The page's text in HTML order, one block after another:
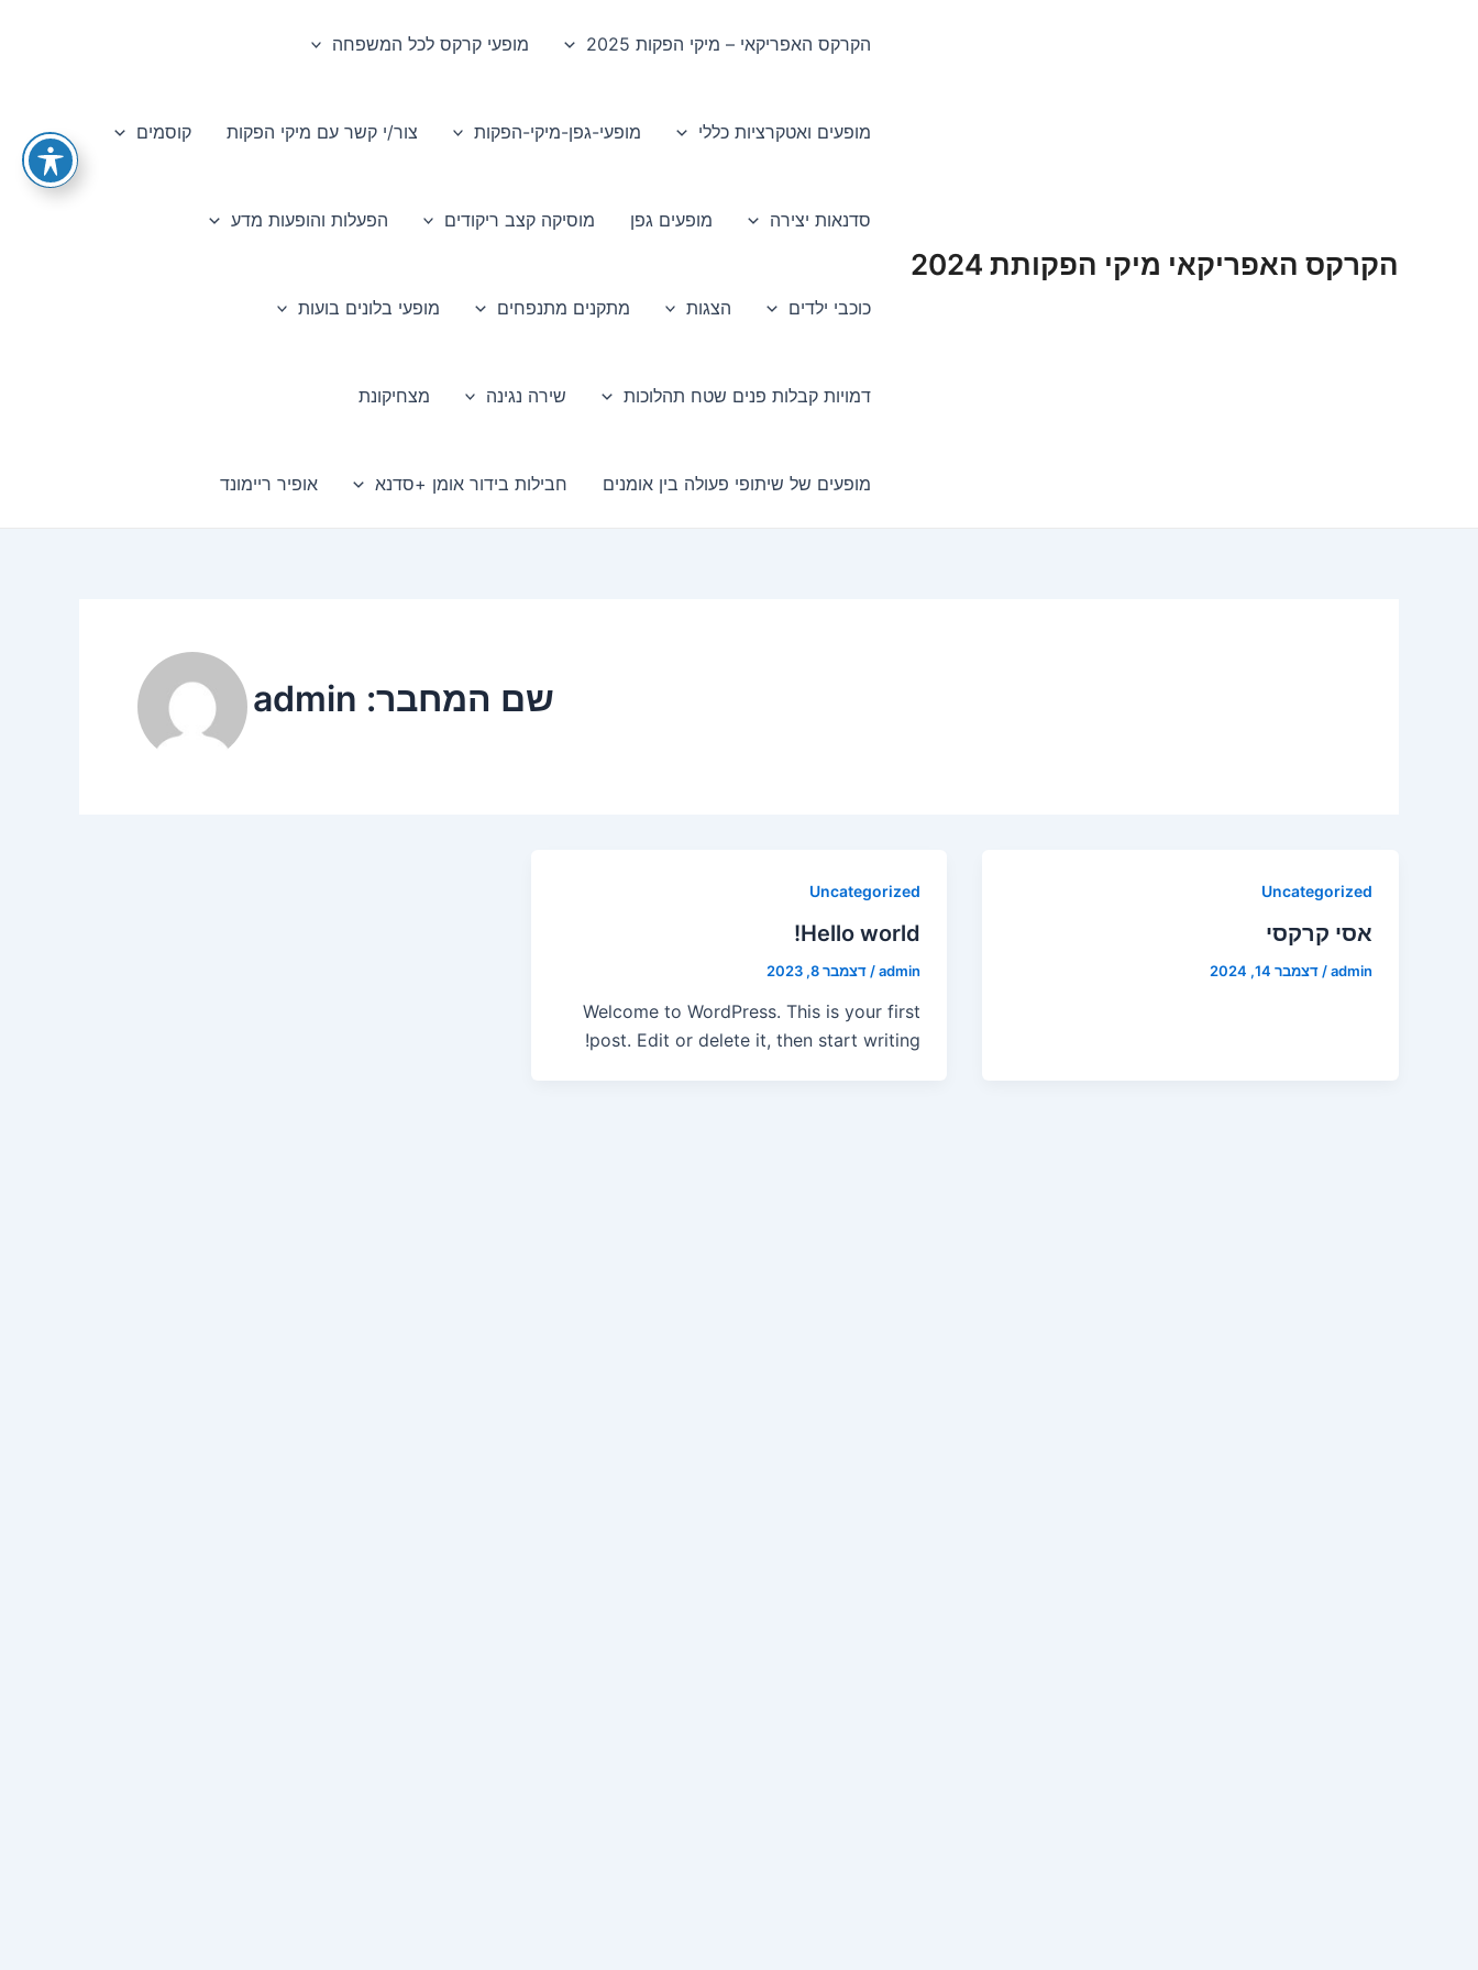
הקרקס האפריקאי מיקי הפקותת 2024
הקרקס האפריקאי – מיקי הפקות 2025 מופעי קרקס לכל המשפחה
מופעים ואטקרציות כללי מופעי-גפן-מיקי-הפקות צור/י קשר עם מיקי הפקות קוסמים
סדנאות יצירה מופעים גפן מוסיקה קצב ריקודים הפעלות והופעות מדע
כוכבי ילדים הצגות מתקנים מתנפחים מופעי בלונים בועות
דמויות קבלות פנים שטח תהלוכות שירה נגינה מצחיקונת
מופעים של שיתופי פעולה בין אומנים חבילות בידור אומן +סדנא אופיר ריימונד
שם המחבר: admin
Uncategorized
אסי קרקסי
admin
/ דצמבר 14, 2024
Uncategorized
Hello world!
admin
/ דצמבר 8, 2023
Welcome to WordPress. This is your first
post. Edit or delete it, then start writing!